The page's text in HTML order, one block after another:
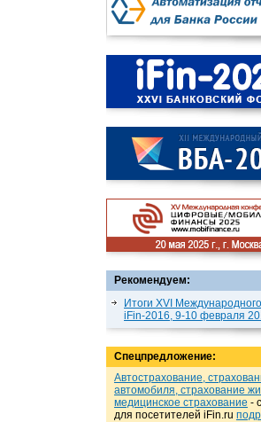
Рекомендуем:
Итоги XVI
iFin-2016, 9-10 февраля
Спецпредложение:
Автострахование,
автомобиля, страхование
медицинское страхование -
для посетителей iFin.ru